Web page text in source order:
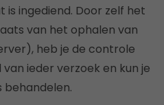
ingediend. Door zelf het
van het ophalen van
heb je de controle
ieder verzoek en kun je